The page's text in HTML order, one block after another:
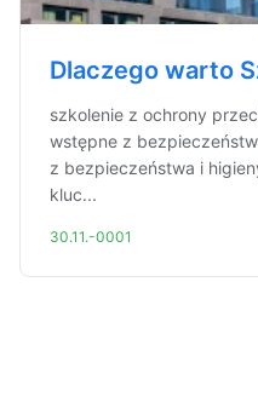
Dlaczego warto
szkolenie z ochrony
wstępne z
z bezpieczeństwa i
kluc...
30.11.-0001